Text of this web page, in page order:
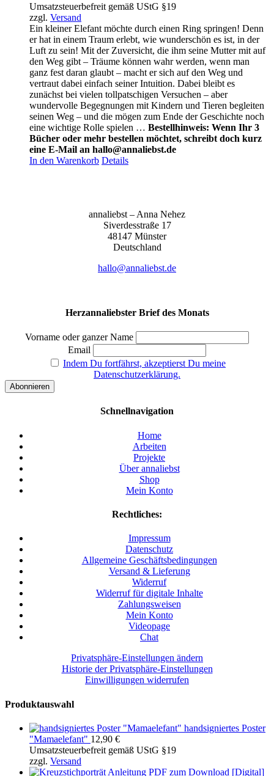
Umsatzsteuerbefreit gemäß UStG §19
zzgl. Versand
Ein kleiner Elefant möchte durch einen Ring springen! Denn
er hat in einem Traum erlebt, wie wunderschön es ist, in der
Luft zu sein! Mit der Zuversicht, die ihm seine Mutter mit auf
den Weg gibt – Träume können wahr werden, wenn man
ganz fest daran glaubt – macht er sich auf den Weg und
vertraut dabei einfach seiner Intuition. Dabei bleibt es
zunächst bei vielen tollpatschigen Versuchen – aber
wundervolle Begegnungen mit Kindern und Tieren begleiten
seinen Weg – und die mögen zum Ende der Geschichte noch
eine wichtige Rolle spielen … Bestellhinweis: Wenn Ihr 3
Bücher oder mehr bestellen möchtet, schreibt doch kurz
eine E-Mail an hallo@annaliebst.de
In den Warenkorb Details
anna­liebst – Anna Nehez
Sive­r­des­stra­ße 17
48147 Müns­ter
Deutsch­land
hallo@annaliebst.de
Herzannaliebster Brief des Monats
Vorname oder ganzer Name
Email
Indem Du fortfährst, akzeptierst Du meine
Datenschutzerklärung.
Schnellnavigation
Home
Arbeiten
Projekte
Über annaliebst
Shop
Mein Konto
Rechtliches:
Impressum
Datenschutz
Allgemeine Geschäftsbedingungen
Versand & Lieferung
Widerruf
Widerruf für digitale Inhalte
Zahlungsweisen
Mein Konto
Videopage
Chat
Privatsphäre-Einstellungen ändern
Historie der Privatsphäre-Einstellungen
Einwilligungen widerrufen
Produktauswahl
handsigniertes Poster
"Mamaelefant" 12,90 €
Umsatzsteuerbefreit gemäß UStG §19
zzgl. Versand